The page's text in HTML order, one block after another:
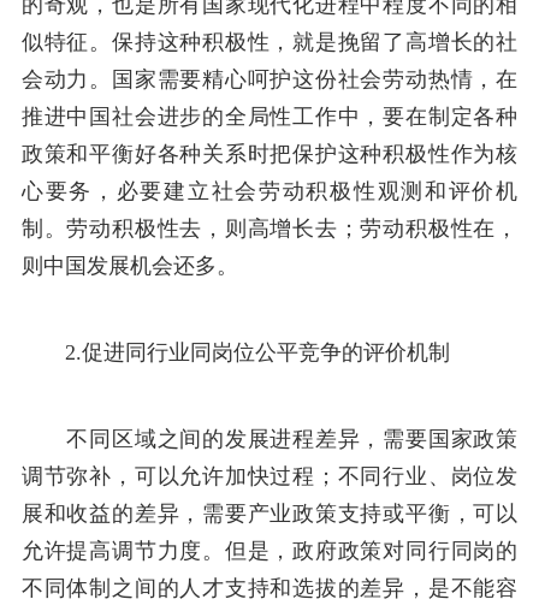
似特征。保持这种积极性，就是挽留了高增长的社
会动力。国家需要精心呵护这份社会劳动热情，在
推进中国社会进步的全局性工作中，要在制定各种
政策和平衡好各种关系时把保护这种积极性作为核
心要务，必要建立社会劳动积极性观测和评价机
制。劳动积极性去，则高增长去；劳动积极性在，
则中国发展机会还多。
2.促进同行业同岗位公平竞争的评价机制
不同区域之间的发展进程差异，需要国家政策
调节弥补，可以允许加快过程；不同行业、岗位发
展和收益的差异，需要产业政策支持或平衡，可以
允许提高调节力度。但是，政府政策对同行同岗的
不同体制之间的人才支持和选拔的差异，是不能容